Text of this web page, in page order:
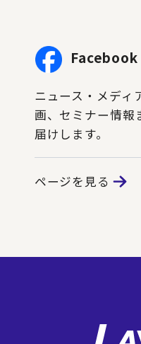
Facebook
ニュース・メディ
画、セミナー情報
届けします。
ページを見る